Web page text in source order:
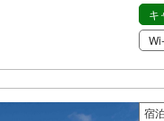
キ
宿